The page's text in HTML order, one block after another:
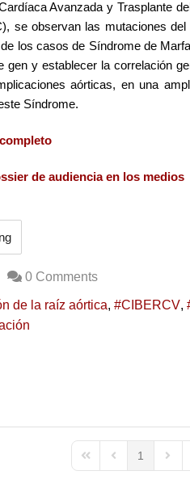
Avanzada y Trasplante
se observan las mutaciones
los casos de Síndrome de
gen y establecer la correlación
aórticas, en una
Síndrome.
de audiencia en los medios
0 Comments
de la raíz aórtica CIBERCV
First PagePrevious Page
1
Next